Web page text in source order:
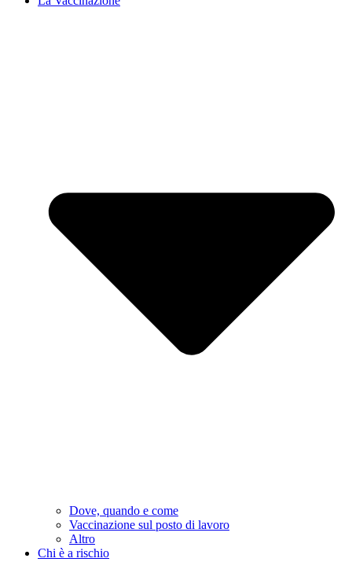
Dove, quando e come
Vaccinazione sul posto di lavoro
Altro
Chi è a rischio